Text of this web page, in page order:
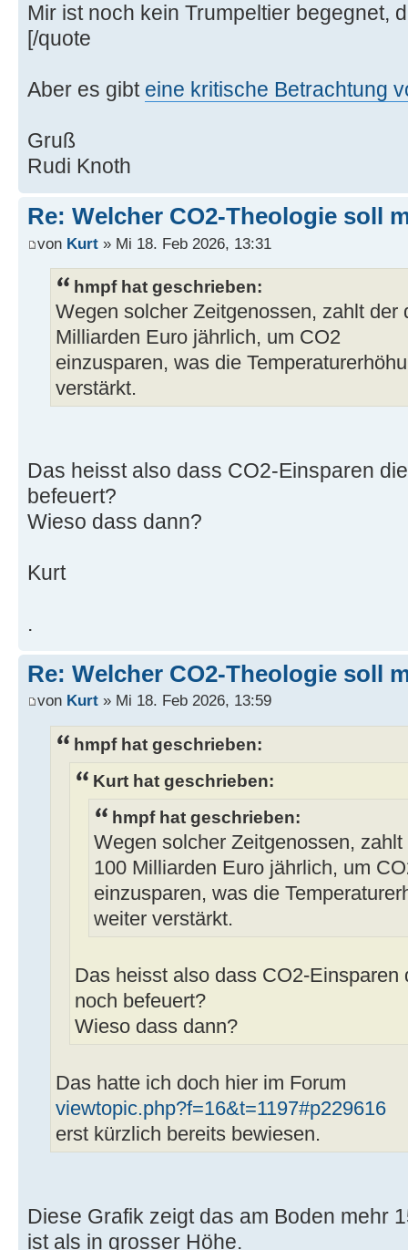
Mir ist noch kein Trumpeltier begegnet,
[/quote
Aber es gibt eine kritische Betrachtung
Gruß
Rudi Knoth
Re: Welcher CO2-Theologie soll
von Kurt » Mi 18. Feb 2026, 13:31
hmpf hat geschrieben:
Wegen solcher Zeitgenossen, zahlt der
Milliarden Euro jährlich, um CO2
einzusparen, was die
verstärkt.
Das heisst also dass CO2-Einsparen
befeuert?
Wieso dass dann?
Kurt
.
Re: Welcher CO2-Theologie soll
von Kurt » Mi 18. Feb 2026, 13:59
hmpf hat geschrieben:
Kurt hat geschrieben:
hmpf hat geschrieben:
Wegen solcher Zeitgenossen,
100 Milliarden Euro jährlich, um
einzusparen, was die
weiter verstärkt.
Das heisst also dass CO2-Einsparen
noch befeuert?
Wieso dass dann?
Das hatte ich doch hier im Forum
viewtopic.php?f=16&t=1197#p229616
erst kürzlich bereits bewiesen.
Diese Grafik zeigt das am Boden mehr
ist als in grosser Höhe.